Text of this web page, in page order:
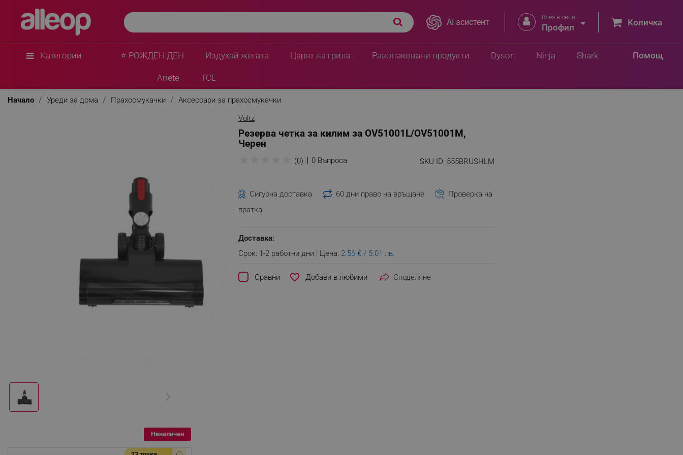
AI асистент  Влез в своя
Профил  Количка
Категории ⭐ РОЖДЕН ДЕН Издухай жегата Царят на грила Разопаковани продукти Помощ
Dyson Ninja Shark
Ariete TCL
Начало Уреди за дома Прахосмукачки
Аксесоари за прахосмукачки
Voltz
Резерва четка за килим за OV51001L/OV51001M,
Черен
SKU ID: 555BRUSHLM
(0) 0 Въпроса
Сигурна доставка 60 дни право на връщане
Проверка на
пратка
Доставка:
Срок: 1-2 работни дни | Цена: 2.56 € / 5.01 лв.
Сравни favorite_border Споделяне
Неналичен